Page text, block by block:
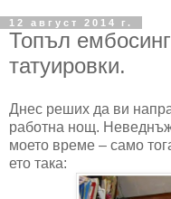
12 август 2014 г.
Топъл
татуировки.
Днес реших да ви
работна нощ.
моето време – само
ето така: